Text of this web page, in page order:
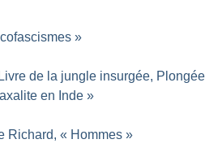
»
de la jungle insurgée, Plongée
en Inde »
Richard, « Hommes »